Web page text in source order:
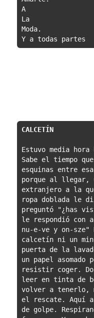
A
La
Moda.
Y a todas partes
CALCETÍN
Estuvo media
Sabe el tiempo
esquinas entre
porque al llegar,
extranjero a la
ropa doblada le
preguntó "¿has
le respondió con
nu-e-ve y on-sze"
calcetín ni un
puerta de la
un papel asomado
resistir coger.
leer en tinta de
volver a tenerlo,
el rescate. Aquí
de golpe.